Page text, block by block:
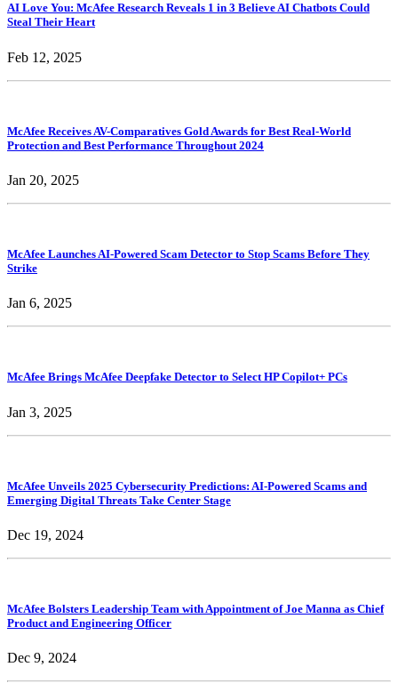
AI Love You: McAfee Research Reveals 1 in 3 Believe AI Chatbots Could
Steal Their Heart
Feb 12, 2025
McAfee Receives AV-Comparatives Gold Awards for Best Real-World
Protection and Best Performance Throughout 2024
Jan 20, 2025
McAfee Launches AI-Powered Scam Detector to Stop Scams Before They
Strike
Jan 6, 2025
McAfee Brings McAfee Deepfake Detector to Select HP Copilot+ PCs
Jan 3, 2025
McAfee Unveils 2025 Cybersecurity Predictions: AI-Powered Scams and
Emerging Digital Threats Take Center Stage
Dec 19, 2024
McAfee Bolsters Leadership Team with Appointment of Joe Manna as Chief
Product and Engineering Officer
Dec 9, 2024